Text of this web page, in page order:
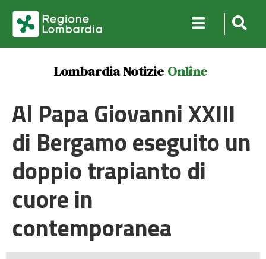
Lombardia Notizie Online
Al Papa Giovanni XXIII
di Bergamo eseguito un
doppio trapianto di
cuore in
contemporanea